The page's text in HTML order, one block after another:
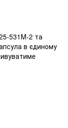
531M-2 та
в єдиному